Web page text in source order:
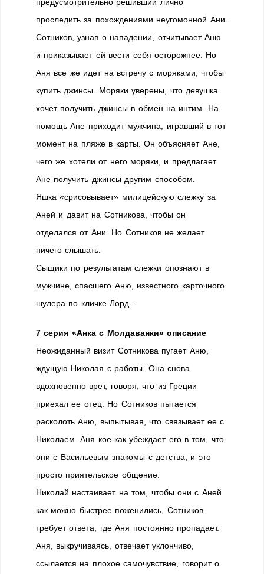
проследить за похождениями неугомонной Ани.
Сотников, узнав о нападении, отчитывает Аню
и приказывает ей вести себя осторожнее. Но
Аня все же идет на встречу с моряками, чтобы
купить джинсы. Моряки уверены, что девушка
хочет получить джинсы в обмен на интим. На
помощь Ане приходит мужчина, игравший в тот
момент на пляже в карты. Он объясняет Ане,
чего же хотели от него моряки, и предлагает
Ане получить джинсы другим способом.
Яшка «срисовывает» милицейскую слежку за
Аней и давит на Сотникова, чтобы он
отделался от Ани. Но Сотников не желает
ничего слышать.
Сыщики по результатам слежки опознают в
мужчине, спасшего Аню, известного карточного
шулера по кличке Лорд…
7 серия «Анка с Молдаванки» описание
Неожиданный визит Сотникова пугает Аню,
ждущую Николая с работы. Она снова
вдохновенно врет, говоря, что из Греции
приехал ее отец. Но Сотников пытается
расколоть Аню, выпытывая, что связывает ее с
Николаем. Аня кое-как убеждает его в том, что
они с Васильевым знакомы с детства, и это
просто приятельское общение.
Николай настаивает на том, чтобы они с Аней
как можно быстрее поженились, Сотников
требует ответа, где Аня постоянно пропадает.
Аня, выкручиваясь, отвечает уклончиво,
ссылается на плохое самочувствие, говорит о